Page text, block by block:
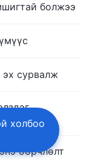
болжээ
эх сурвалж
өөрчлөлт
холбоо